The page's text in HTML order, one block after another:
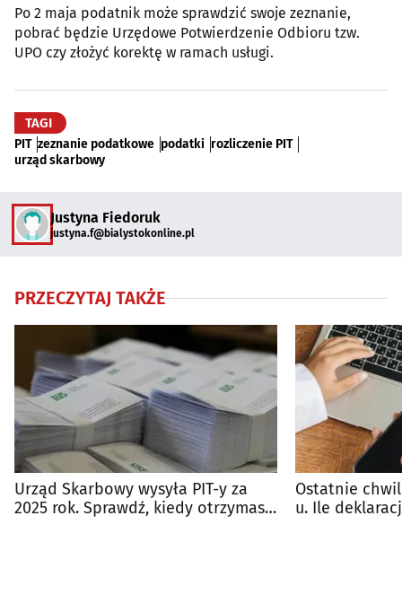
Po 2 maja podatnik może sprawdzić swoje zeznanie,
pobrać będzie Urzędowe Potwierdzenie Odbioru tzw.
UPO czy złożyć korektę w ramach usługi.
TAGI
PIT zeznanie podatkowe podatki rozliczenie PIT
urząd skarbowy
Justyna Fiedoruk
justyna.f@bialystokonline.pl
PRZECZYTAJ TAKŻE
Urząd Skarbowy wysyła PIT-y za
2025 rok. Sprawdź, kiedy otrzymasz
Ostatnie
u. Ile